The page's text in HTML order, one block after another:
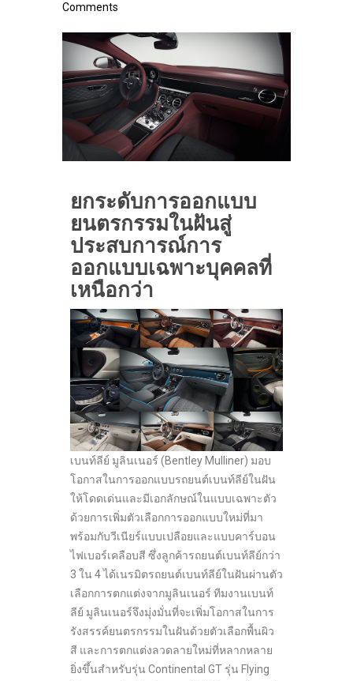
Comments
ยกระดับการออกแบบ
ยนตรกรรมในฝันสู่
ประสบการณ์การ
ออกแบบเฉพาะบุคคลที่
เหนือกว่า
เบนท์ลีย์ มูลินเนอร์ (Bentley Mulliner) มอบ
โอกาสในการออกแบบรถยนต์เบนท์ลีย์ในฝัน
ให้โดดเด่นและมีเอกลักษณ์ในแบบเฉพาะตัว
ด้วยการเพิ่มตัวเลือกการออกแบบใหม่ที่มา
พร้อมกับวีเนียร์แบบเปลือยและแบบคาร์บอน
ไฟเบอร์เคลือบสี ซึ่งลูกค้ารถยนต์เบนท์ลีย์กว่า
3 ใน 4 ได้เนรมิตรถยนต์เบนท์ลีย์ในฝันผ่านตัว
เลือกการตกแต่งจากมูลินเนอร์ ทีมงานเบนท์
ลีย์ มูลินเนอร์จึงมุ่งมั่นที่จะเพิ่มโอกาสในการ
รังสรรค์ยนตรกรรมในฝันด้วยตัวเลือกพื้นผิว
สี และการตกแต่งลวดลายใหม่ที่หลากหลาย
ยิ่งขึ้นสำหรับรุ่น Continental GT รุ่น Flying